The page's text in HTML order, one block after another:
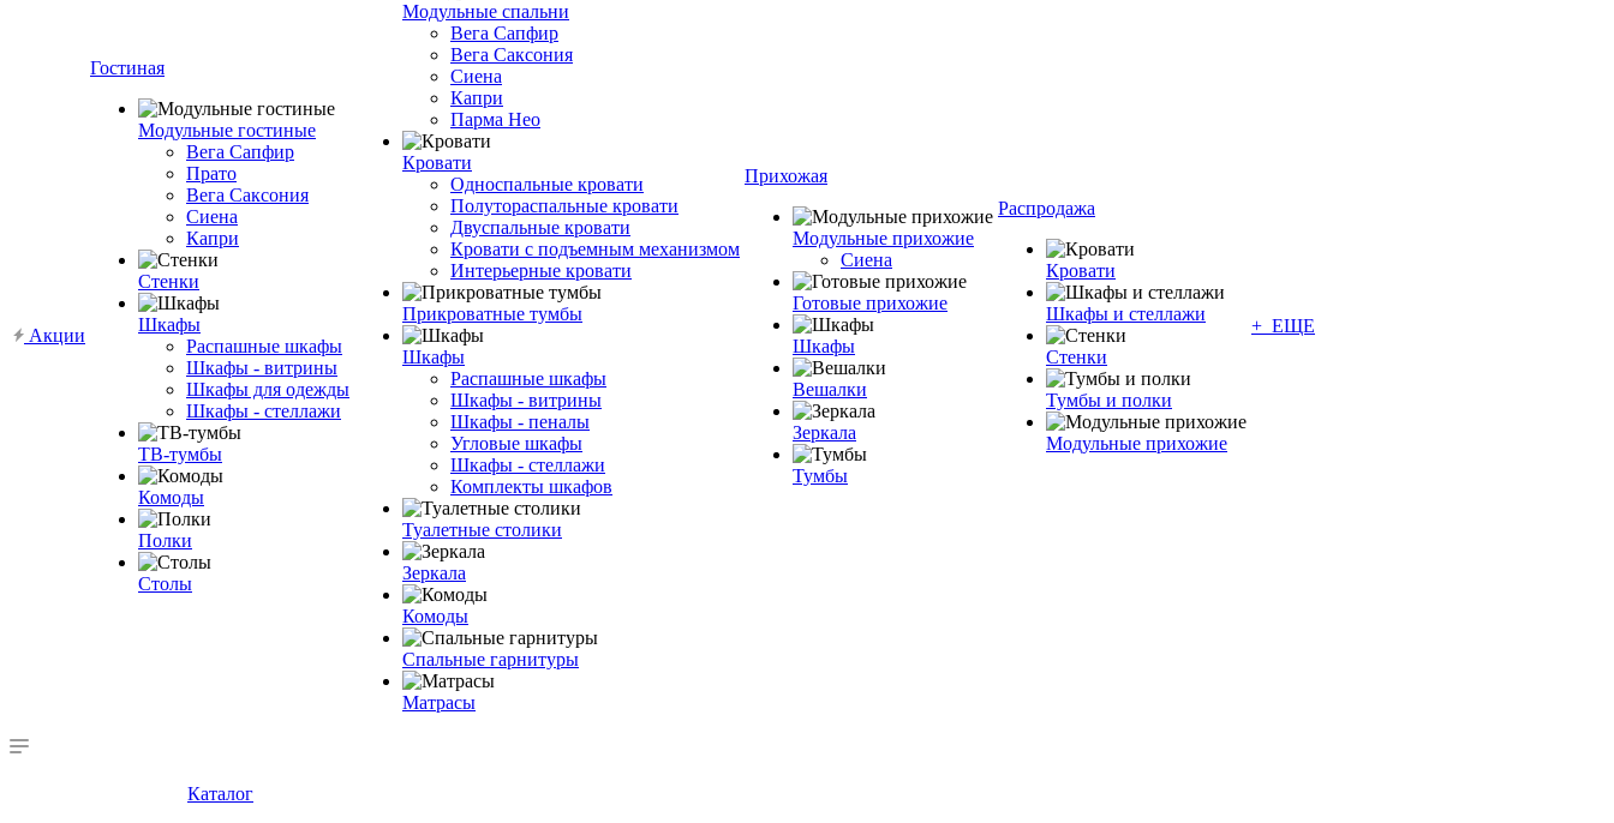
Акции
Гостиная
Модульные гостиные
Вега Сапфир
Прато
Вега Саксония
Сиена
Капри
Стенки
Шкафы
Распашные шкафы
Шкафы - витрины
Шкафы для одежды
Шкафы - стеллажи
ТВ-тумбы
Комоды
Полки
Столы
Модульные спальни
Вега Сапфир
Вега Саксония
Сиена
Капри
Парма Нео
Кровати
Односпальные кровати
Полутораспальные кровати
Двуспальные кровати
Кровати с подъемным механизмом
Интерьерные кровати
Прикроватные тумбы
Шкафы
Распашные шкафы
Шкафы - витрины
Шкафы - пеналы
Угловые шкафы
Шкафы - стеллажи
Комплекты шкафов
Туалетные столики
Зеркала
Комоды
Спальные гарнитуры
Матрасы
Прихожая
Модульные прихожие
Сиена
Готовые прихожие
Шкафы
Вешалки
Зеркала
Тумбы
Распродажа
Кровати
Шкафы и стеллажи
Стенки
Тумбы и полки
Модульные прихожие
+ ЕЩЕ
Каталог